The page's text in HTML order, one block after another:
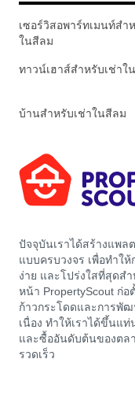
เซอร์วิสอพาร์ทเมนท์สำ
ในสีลม
ทาวน์เฮาส์สำหรับเช่าใ
บ้านสำหรับเช่าในสีลม
ปัจจุบันเราได้สร้างแพล
แบบครบวงจร เพื่อทำใ
ง่าย และโปร่งใสที่สุดส
หน้า PropertyScout ก่
ก้าวกระโดดและการพั
เนื่อง ทำให้เราได้ขึ้นแ
และซื้ออันดับต้นของตล
รวดเร็ว